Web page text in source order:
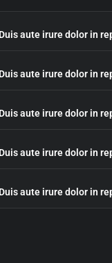
Duis aute irure dolor in
Duis aute irure dolor in
Duis aute irure dolor in
Duis aute irure dolor in
Duis aute irure dolor in